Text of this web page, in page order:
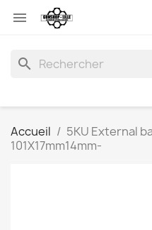

search
Accueil
5KU External
101X17mm14mm-